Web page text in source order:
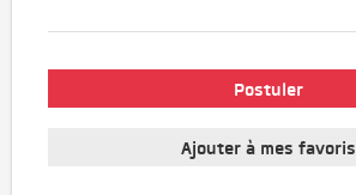
Postuler
Ajouter à mes favoris